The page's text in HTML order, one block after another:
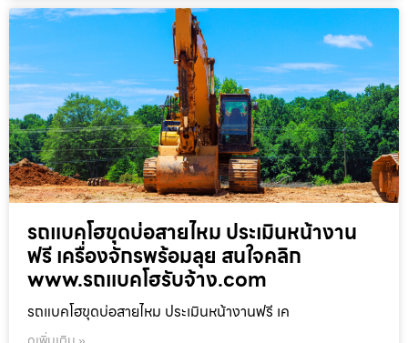
รถแบคโฮขุดบ่อสายไหม ประเมินหน้างาน
ฟรี เครื่องจักรพร้อมลุย สนใจคลิก
www.รถแบคโฮรับจ้าง.com
รถแบคโฮขุดบ่อสายไหม ประเมินหน้างานฟรี เค